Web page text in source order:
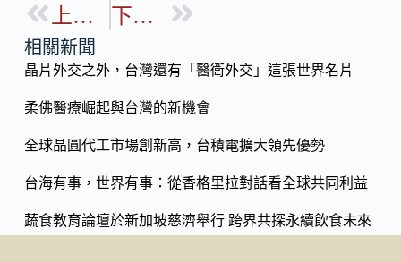
b
o
k
p
Li
n
k
上一篇 下一篇
相關新聞
晶片外交之外，台灣還有「醫衛外交」這張世界名片
柔佛醫療崛起與台灣的新機會
全球晶圓代工市場創新高，台積電擴大領先優勢
台海有事，世界有事：從香格里拉對話看全球共同利益
蔬食教育論壇於新加坡慈濟舉行 跨界共探永續飲食未來